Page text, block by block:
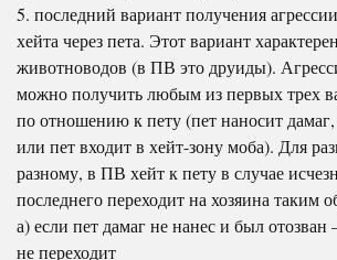
5. последний вариант получения
хейта через пета. Этот вариант
животноводов (в ПВ это друиды).
можно получить любым из первых трех
по отношению к пету (пет наносит дамаг,
или пет входит в хейт-зону моба). Для
разному, в ПВ хейт к пету в случае
последнего переходит на хозяина таким
а) если пет дамаг не нанес и был
не переходит